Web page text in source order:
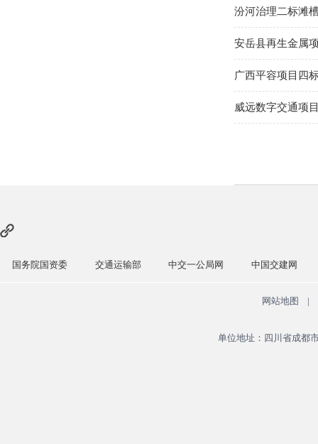
汾河治理二标滩
安岳县再生金属
广西平容项目四
威远数字交通项
国务院国资委 交通运输部 中交一公局网 中国交建网
网站地图 |
单位地址：四川省成都